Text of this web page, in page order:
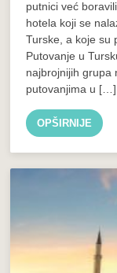
putnici već
hotela koji se
Turske, a koje su
Putovanje u
najbrojnijih grupa
putovanjima u […]
OPŠIRNIJE